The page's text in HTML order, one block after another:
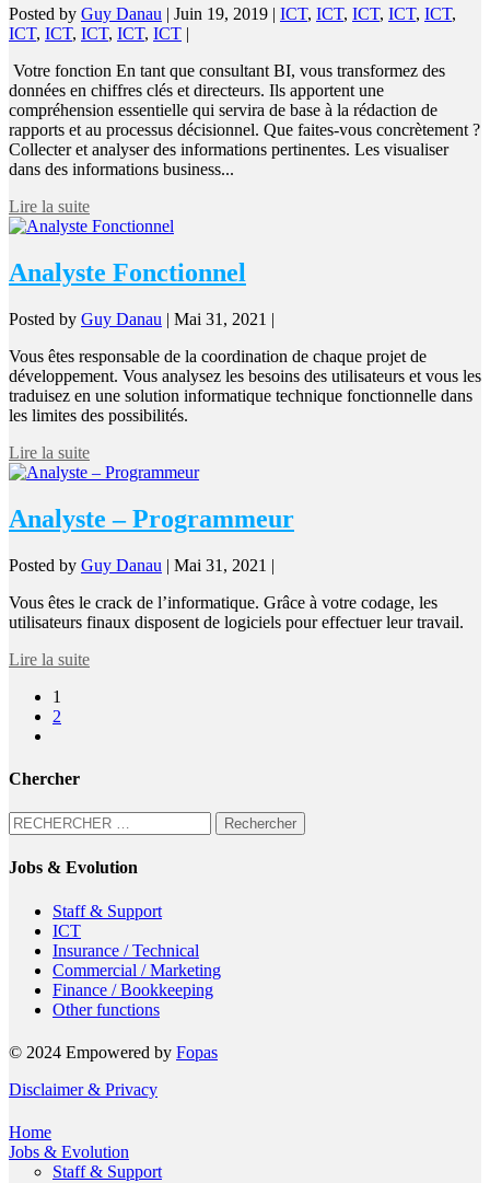
Posted by Guy Danau | Juin 19, 2019 | ICT, ICT, ICT, ICT, ICT,
ICT, ICT, ICT, ICT, ICT |
Votre fonction En tant que consultant BI, vous transformez des
données en chiffres clés et directeurs. Ils apportent une
compréhension essentielle qui servira de base à la rédaction de
rapports et au processus décisionnel. Que faites-vous concrètement ?
Collecter et analyser des informations pertinentes. Les visualiser
dans des informations business...
Lire la suite
Analyste Fonctionnel
Posted by Guy Danau | Mai 31, 2021 |
Vous êtes responsable de la coordination de chaque projet de
développement. Vous analysez les besoins des utilisateurs et vous les
traduisez en une solution informatique technique fonctionnelle dans
les limites des possibilités.
Lire la suite
Analyste – Programmeur
Posted by Guy Danau | Mai 31, 2021 |
Vous êtes le crack de l’informatique. Grâce à votre codage, les
utilisateurs finaux disposent de logiciels pour effectuer leur travail.
Lire la suite
1
2
Chercher
Rechercher :
Jobs & Evolution
Staff & Support
ICT
Insurance / Technical
Commercial / Marketing
Finance / Bookkeeping
Other functions
© 2024 Empowered by Fopas
Disclaimer & Privacy
Home
Jobs & Evolution
Staff & Support